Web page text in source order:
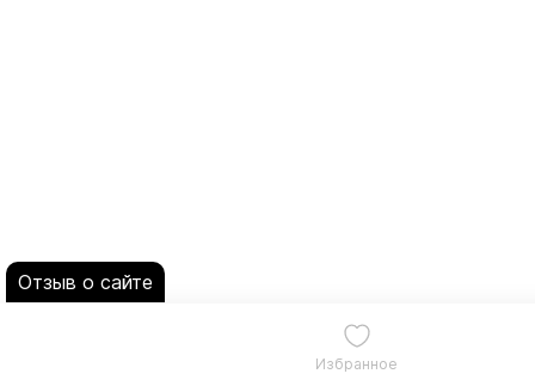
Избранное
Отзыв о сайте